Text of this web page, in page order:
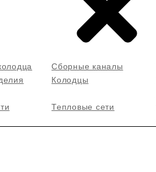
Сборные каналы
Колодцы
Тепловые сети